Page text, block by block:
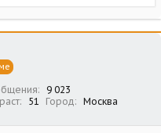
9 023
51 Город
Москва